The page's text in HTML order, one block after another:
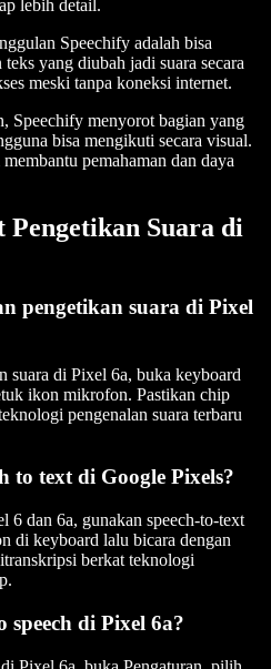
lebih detail.
Speechify adalah bisa
yang diubah jadi suara secara
meski tanpa koneksi internet.
Speechify menyorot bagian yang
bisa mengikuti secara visual.
pemahaman dan daya
Suara di
pengetikan suara di Pixel
suara di Pixel 6a, buka keyboard
ikon mikrofon. Pastikan chip
pengenalan suara terbaru
to text di Google Pixels?
6 dan 6a, gunakan speech-to-text
di keyboard lalu bicara dengan
berkat teknologi
di Pixel 6a?